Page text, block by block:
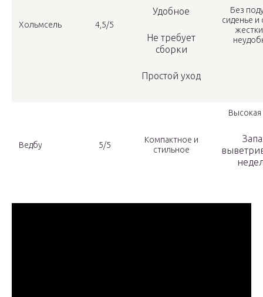
Хольмсель 4,5/5
Удобное
Не требует
сборки
Простой уход
Без
сиденье и
Ведбу 5/5
Компактное и
стильное
Высокая